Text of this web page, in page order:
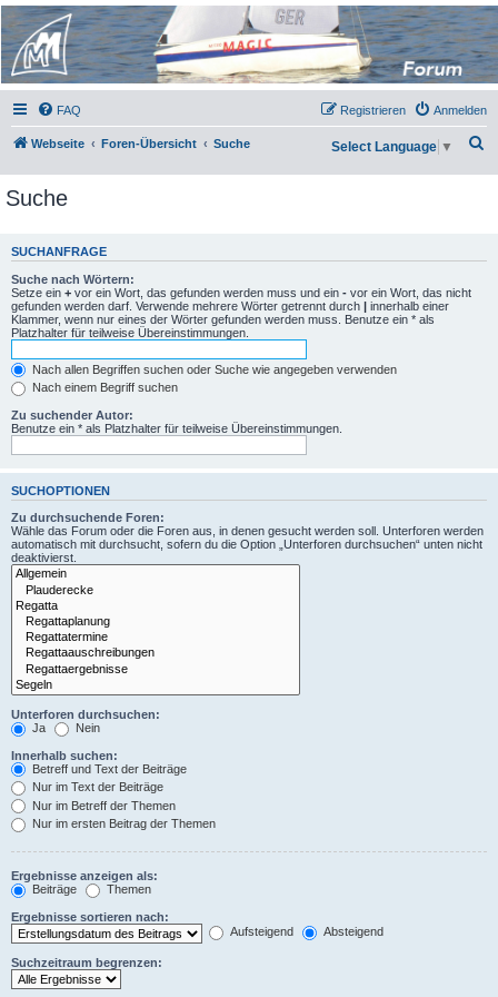
Micro Magic Forum
Deutschland
FAQ Anmelden
Registrieren
Webseite Foren-Übersicht Suche Select Language ▼
Suche
SUCHANFRAGE
Suche nach Wörtern:
Setze ein + vor ein Wort, das gefunden werden muss und ein - vor ein Wort, das nicht
gefunden werden darf. Verwende mehrere Wörter getrennt durch | innerhalb einer
Klammer, wenn nur eines der Wörter gefunden werden muss. Benutze ein * als
Platzhalter für teilweise Übereinstimmungen.
Nach allen Begriffen suchen oder Suche wie angegeben verwenden
Nach einem Begriff suchen
Zu suchender Autor:
Benutze ein * als Platzhalter für teilweise Übereinstimmungen.
SUCHOPTIONEN
Zu durchsuchende Foren:
Wähle das Forum oder die Foren aus, in denen gesucht werden soll. Unterforen werden
automatisch mit durchsucht, sofern du die Option „Unterforen durchsuchen“ unten nicht
deaktivierst.
Unterforen durchsuchen:
Ja
Nein
Innerhalb suchen:
Betreff und Text der Beiträge
Nur im Text der Beiträge
Nur im Betreff der Themen
Nur im ersten Beitrag der Themen
Ergebnisse anzeigen als:
Beiträge
Themen
Ergebnisse sortieren nach:
Aufsteigend
Absteigend
Suchzeitraum begrenzen: